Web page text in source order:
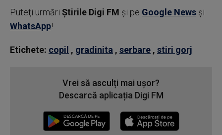
Puteţi urmări Știrile Digi FM şi pe Google News şi
WhatsApp!
Etichete: copil , gradinita , serbare , stiri gorj
Vrei să asculți mai ușor?
Descarcă aplicația Digi FM